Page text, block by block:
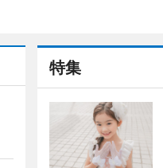
特集